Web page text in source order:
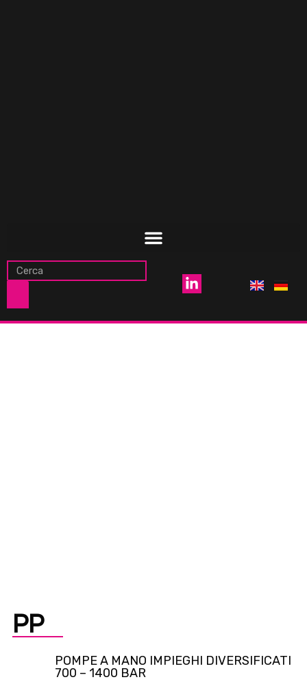
PP
POMPE A MANO IMPIEGHI DIVERSIFICATI
700 – 1400 BAR